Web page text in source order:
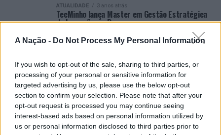
A Nação - Do Not Process My Personal Information
If you wish to opt-out of the sale, sharing to third parties, or
processing of your personal or sensitive information for
targeted advertising by us, please use the below opt-out
section to confirm your selection. Please note that after your
opt-out request is processed you may continue seeing
interest-based ads based on personal information utilized by
us or personal information disclosed to third parties prior to
ATUALIDADE 3 anos atrás
TecMinho lança Master em Gestão Estratégica
da Inovação em Braga
ARTIGOS RECENTES
Cultura digital pode “comprometer” a criatividade antes
de “provocar” mudanças genéticas, diz neurocientista